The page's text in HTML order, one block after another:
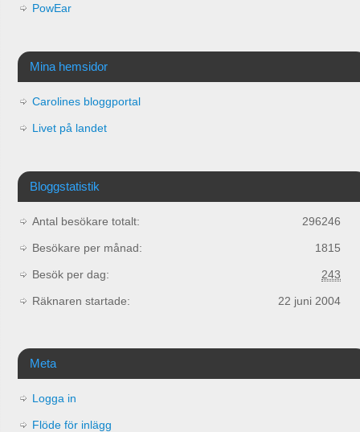
PowEar
Mina hemsidor
Carolines bloggportal
Livet på landet
Bloggstatistik
296246
Antal besökare totalt:
1815
Besökare per månad:
243
Besök per dag:
22 juni 2004
Räknaren startade:
Meta
Logga in
Flöde för inlägg